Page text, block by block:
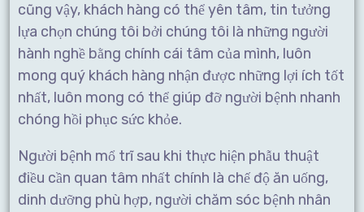
cũng vậy, khách hàng có thể yên tâm, tin tưởng
lựa chọn chúng tôi bởi chúng tôi là những người
hành nghề bằng chính cái tâm của mình, luôn
mong quý khách hàng nhận được những lợi ích tốt
nhất, luôn mong có thể giúp đỡ người bệnh nhanh
chóng hồi phục sức khỏe.
Người bệnh mổ trĩ sau khi thực hiện phẫu thuật
điều cần quan tâm nhất chính là chế độ ăn uống,
dinh dưỡng phù hợp, người chăm sóc bệnh nhân